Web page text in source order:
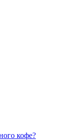
кофе?